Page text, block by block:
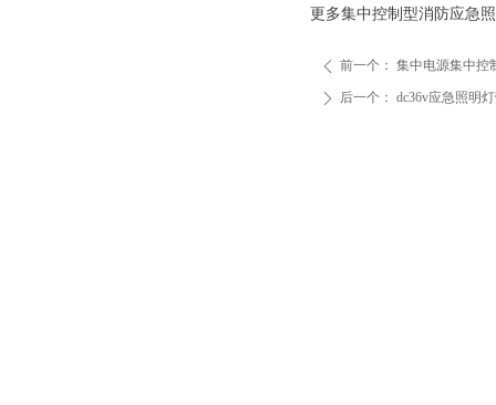
ꄴ 前一个： 集中电源集中控
ꄲ 后一个： dc36v应急照明
更多集中控制型消防应急